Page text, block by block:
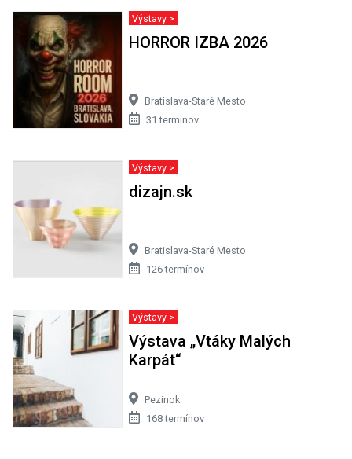
Výstavy >
HORROR IZBA 2026
Bratislava-Staré Mesto
31 termínov
Výstavy >
dizajn.sk
Bratislava-Staré Mesto
126 termínov
Výstavy >
Výstava „Vtáky Malých
Karpát“
Pezinok
168 termínov